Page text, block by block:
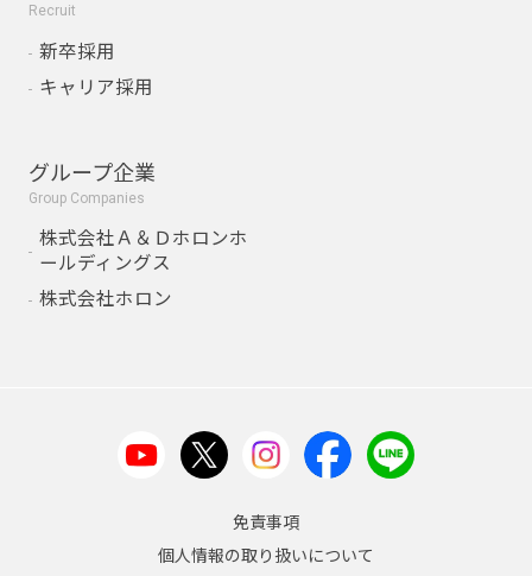
Recruit
新卒採用
キャリア採用
グループ企業
Group Companies
株式会社Ａ＆Ｄホロンホ
ールディングス
株式会社ホロン
免責事項
個人情報の取り扱いについて